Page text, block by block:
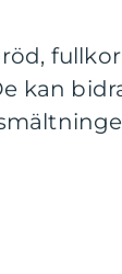
kan